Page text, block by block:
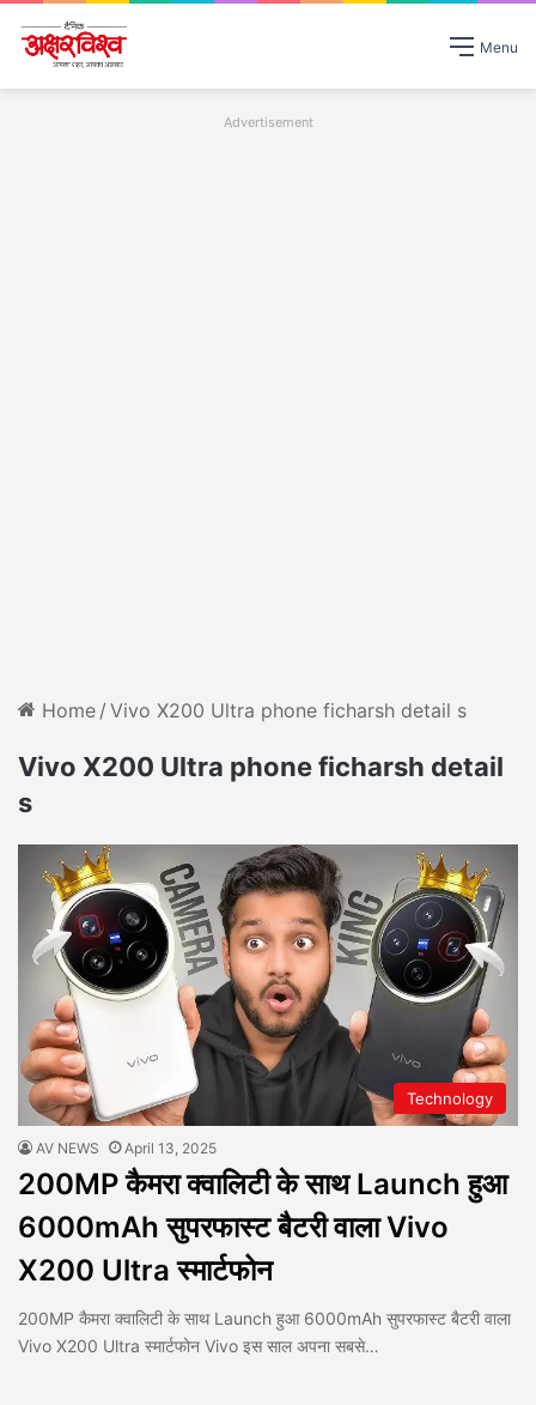
Menu
Advertisement
Home / Vivo X200 Ultra phone ficharsh detail s
Vivo X200 Ultra phone ficharsh detail
s
Technology
AV NEWS April 13, 2025
200MP कैमरा क्वालिटी के साथ Launch हुआ
6000mAh सुपरफास्ट बैटरी वाला Vivo
X200 Ultra स्मार्टफोन
200MP कैमरा क्वालिटी के साथ Launch हुआ 6000mAh सुपरफास्ट बैटरी वाला
Vivo X200 Ultra स्मार्टफोन Vivo इस साल अपना सबसे…